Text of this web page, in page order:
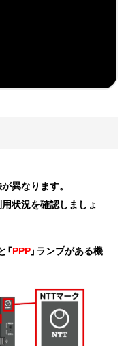
異なります。
状況を確認しましょ
「PPP」ランプがある機